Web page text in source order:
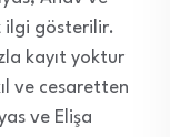
ilgi gösterilir.
kayıt yoktur
ve cesaretten
ve Elişa